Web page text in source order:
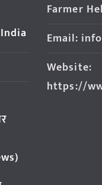
Farmer
Email:
Website:
https://